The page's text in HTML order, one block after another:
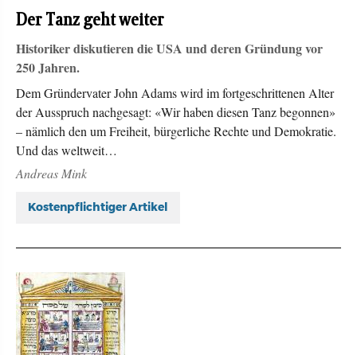
Der Tanz geht weiter
Historiker diskutieren die USA und deren Gründung vor
250 Jahren.
Dem Gründervater John Adams wird im fortgeschrittenen Alter
der Ausspruch nachgesagt: «Wir haben diesen Tanz begonnen»
– nämlich den um Freiheit, bürgerliche Rechte und Demokratie.
Und das weltweit…
Andreas Mink
Kostenpflichtiger Artikel